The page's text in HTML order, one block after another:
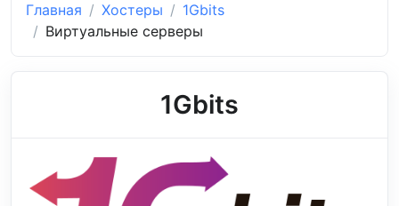
Главная Хостеры
1Gbits
Виртуальные серверы
1Gbits